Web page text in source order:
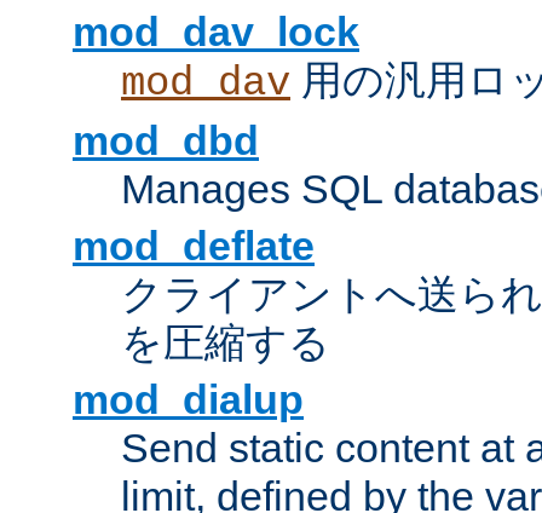
mod_dav_lock
mod_dav 用の汎用ロ
mod_dbd
Manages SQL
mod_deflate
クライアントへ送ら
を圧縮する
mod_dialup
Send static content at
limit, defined by the